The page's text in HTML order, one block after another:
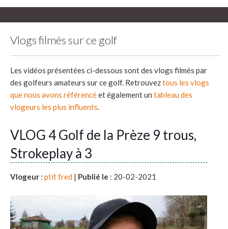
Vlogs filmés sur ce golf
Les vidéos présentées ci-dessous sont des vlogs filmés par
des golfeurs amateurs sur ce golf. Retrouveztous les vlogs
que nous avons référencéet également un tableau des
vlogeurs les plus influents.
VLOG 4 Golf de la Prèze 9 trous,
Strokeplay à 3
Vlogeur : ptit fred | Publié le : 20-02-2021